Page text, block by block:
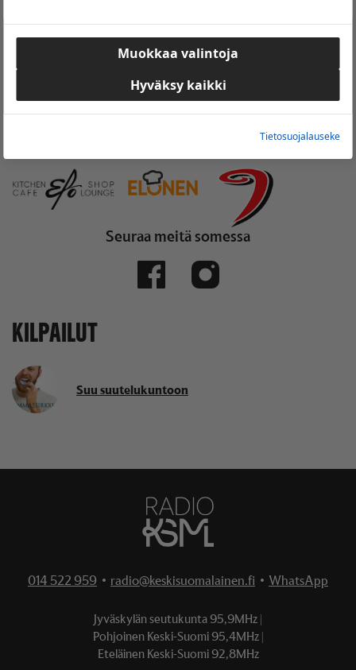
Seuraa meitä somessa
KILPAILUT
Suu suutelukuntoon
014 522 959 • radio@keskisuomalainen.fi • WhatsApp
Jyväskylän seutukunta95,9MHz
Pohjoinen Keski-Suomi95,4MHz
Eteläinen Keski-Suomi92,8MHz
Hyväksy kaikki
Muokkaa valintoja
Tietosuojalauseke